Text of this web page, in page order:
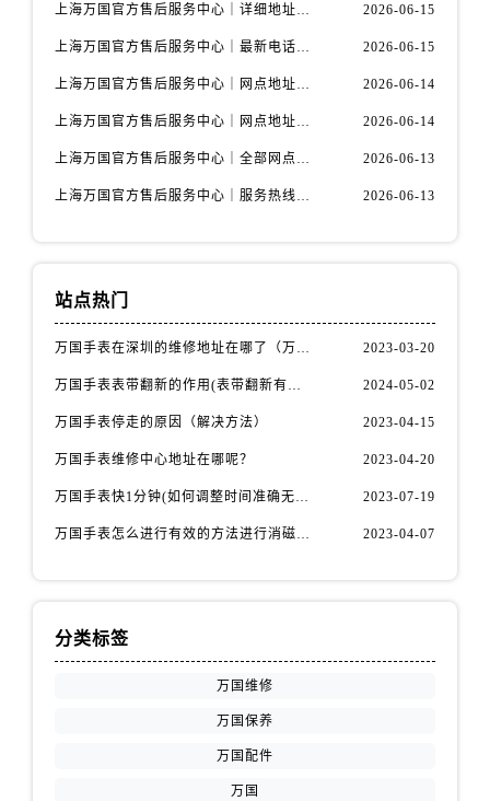
上海万国官方售后服务中心｜详细地址与售后电话权威信息公示（2026年6月最新） 2026-06-15
上海万国官方售后服务中心｜最新电话及地址权威信息公示（2026年6月最新） 2026-06-15
上海万国官方售后服务中心｜网点地址及热线权威信息公示（2026年6月最新） 2026-06-14
上海万国官方售后服务中心｜网点地址与服务热线权威信息公示（2026年6月最新） 2026-06-14
上海万国官方售后服务中心｜全部网点地址电话权威信息公示（2026年6月最新） 2026-06-13
上海万国官方售后服务中心｜服务热线及办公地址权威信息公示（2026年6月最新） 2026-06-13
站点热门
万国手表在深圳的维修地址在哪了（万国手表如何更换表带） 2023-03-20
万国手表表带翻新的作用(表带翻新有什么用) 2024-05-02
万国手表停走的原因（解决方法） 2023-04-15
万国手表维修中心地址在哪呢？ 2023-04-20
万国手表快1分钟(如何调整时间准确无误) 2023-07-19
万国手表怎么进行有效的方法进行消磁呢(机械手表消磁) 2023-04-07
分类标签
万国维修
万国保养
万国配件
万国